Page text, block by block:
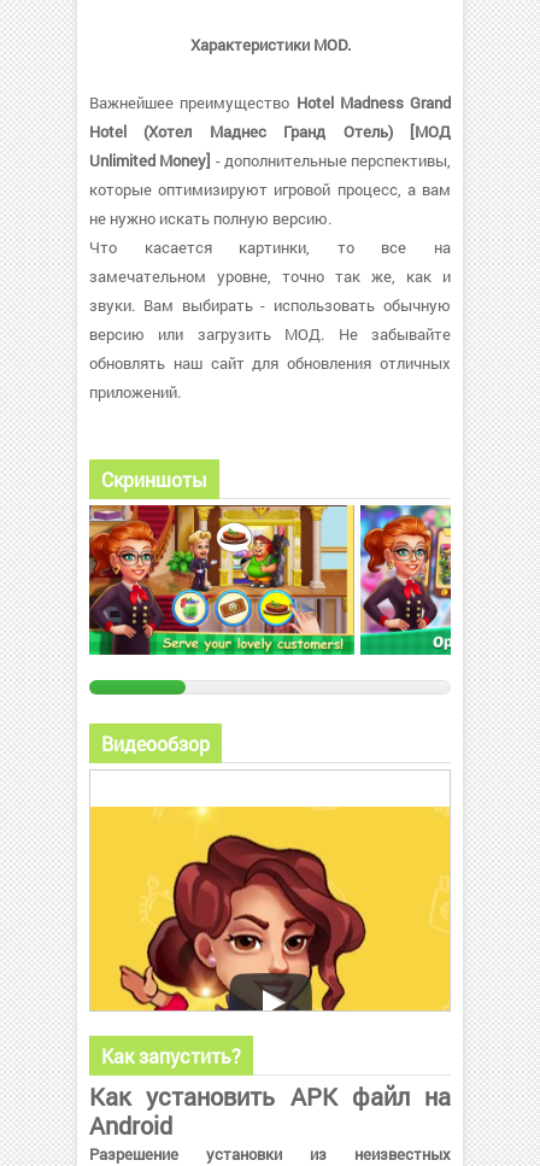
Характеристики MOD.
Важнейшее преимущество Hotel Madness Grand
Hotel (Хотел Маднес Гранд Отель) [МОД
Unlimited Money] - дополнительные перспективы,
которые оптимизируют игровой процесс, а вам
не нужно искать полную версию.
Что касается картинки, то все на
замечательном уровне, точно так же, как и
звуки. Вам выбирать - использовать обычную
версию или загрузить МОД. Не забывайте
обновлять наш сайт для обновления отличных
приложений.
Скриншоты
Видеообзор
Как запустить?
Как установить APK файл на
Android
Разрешение установки из неизвестных